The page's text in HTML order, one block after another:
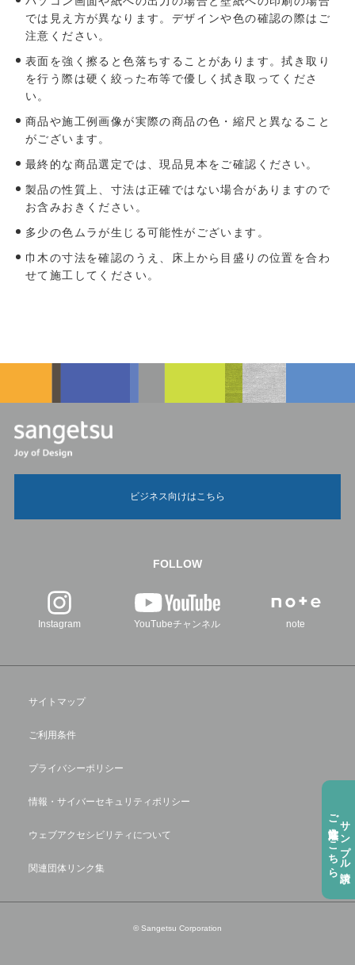
では⾒え⽅が異なります。デザインや⾊の確認の際はご
注意ください。
表面を強く擦ると色落ちすることがあります。拭き取り
を行う際は硬く絞った布等で優しく拭き取ってくださ
い。
商品や施工例画像が実際の商品の色・縮尺と異なること
がございます。
最終的な商品選定では、現品見本をご確認ください。
製品の性質上、寸法は正確ではない場合がありますので
お含みおきください。
多少の色ムラが生じる可能性がございます。
巾木の寸法を確認のうえ、床上から目盛りの位置を合わ
せて施工してください。
サンプル請求
ご注⽂方法はこちら
ビジネス向けはこちら
FOLLOW
Instagram YouTubeチャンネル note
サイトマップ
ご利用条件
プライバシーポリシー
情報・サイバーセキュリティポリシー
ウェブアクセシビリティについて
関連団体リンク集
© Sangetsu Corporation